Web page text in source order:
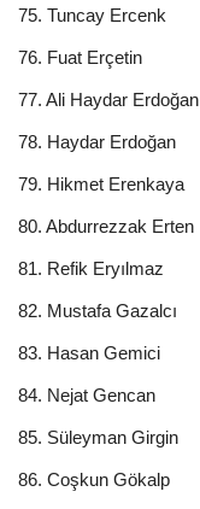
75. Tuncay Ercenk
76. Fuat Erçetin
77. Ali Haydar Erdoğan
78. Haydar Erdoğan
79. Hikmet Erenkaya
80. Abdurrezzak Erten
81. Refik Eryılmaz
82. Mustafa Gazalcı
83. Hasan Gemici
84. Nejat Gencan
85. Süleyman Girgin
86. Coşkun Gökalp